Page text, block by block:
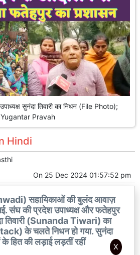
सुनंदा तिवारी का निधन (File Photo);
Yugantar Pravah
Hindi
On 25 Dec 2024 01:57:52 pm
सहायिकाओं की बुलंद आवाज़
संघ की प्रदेश उपाध्यक्ष और फतेहपुर
तिवारी (Sunanda Tiwari) का
के चलते निधन हो गया. सुनंदा
हित की लड़ाई लड़तीं रहीं
X